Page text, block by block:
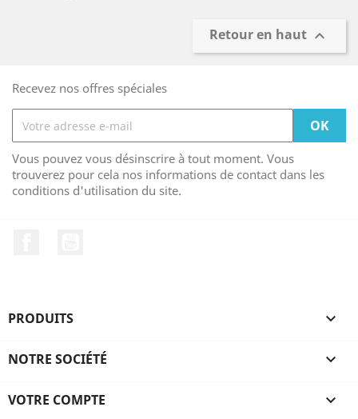
Retour en haut 
Recevez nos offres spéciales
Vous pouvez vous désinscrire à tout moment. Vous
trouverez pour cela nos informations de contact dans les
conditions d'utilisation du site.
PRODUITS 
NOTRE SOCIÉTÉ 
VOTRE COMPTE 